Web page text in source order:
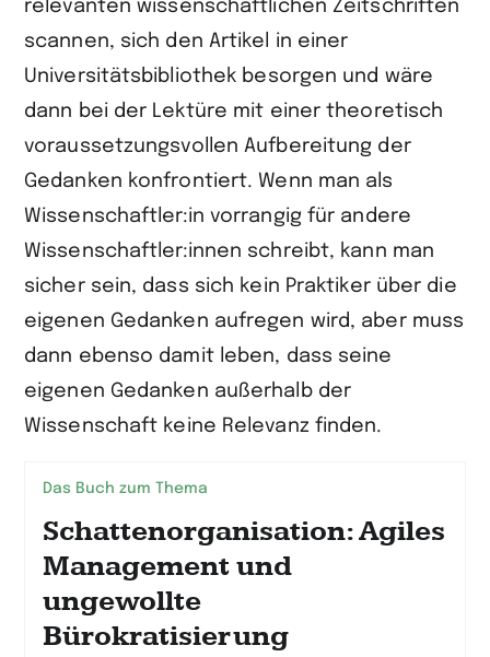
relevanten wissenschaftlichen Zeitschriften
scannen, sich den Artikel in einer
Universitätsbibliothek besorgen und wäre
dann bei der Lektüre mit einer theoretisch
voraussetzungsvollen Aufbereitung der
Gedanken konfrontiert. Wenn man als
Wissenschaftler:in vorrangig für andere
Wissenschaftler:innen schreibt, kann man
sicher sein, dass sich kein Praktiker über die
eigenen Gedanken aufregen wird, aber muss
dann ebenso damit leben, dass seine
eigenen Gedanken außerhalb der
Wissenschaft keine Relevanz finden.
Das Buch zum Thema
Schattenorganisation: Agiles
Management und
ungewollte
Bürokratisierung